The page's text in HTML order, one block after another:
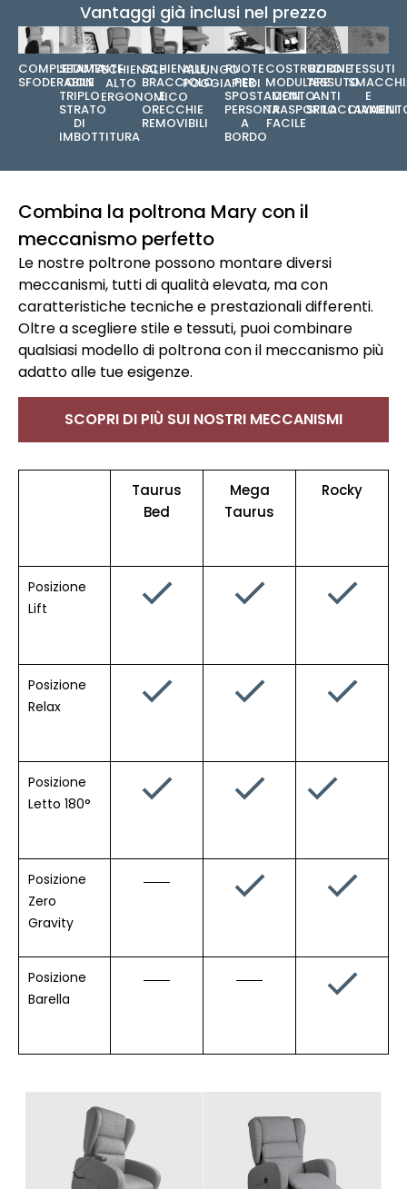
Vantaggi già inclusi nel prezzo
COMPLETAMENTE
SFODERABILE
SEDUTA
CON
TRIPLO
STRATO
DI
IMBOTTITURA
SCHIENALE
ALTO
ERGONOMICO
SCHIENALE,
BRACCIOLO
E
ORECCHIE
REMOVIBILI
ALLUNGO
POGGIAPIEDI
RUOTE
PER
SPOSTAMENTO
PERSONA
A
BORDO
COSTRUZIONE
MODULARE
CON
TRASPORTO
FACILE
BORDI
TESSUTO
ANTI
TESSUTI
E
LAVABILI
Combina la poltrona Mary con il
meccanismo perfetto
Le nostre poltrone possono montare diversi
meccanismi, tutti di qualità elevata, ma con
caratteristiche tecniche e prestazionali differenti.
Oltre a scegliere stile e tessuti, puoi combinare
qualsiasi modello di poltrona con il meccanismo più
adatto alle tue esigenze.
SCOPRI DI PIÙ SUI NOSTRI MECCANISMI
Taurus
Bed
Mega
Taurus
Rocky
Posizione
Lift
Posizione
Relax
Posizione
Letto 180°
Posizione
Zero
Gravity
Posizione
Barella